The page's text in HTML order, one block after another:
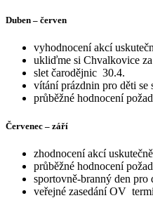
Duben – červen
vyhodnocení akcí
ukliďme si Chvalkovice
slet čarodějnic 30.4.
vítání prázdnin pro děti
průběžné hodnocení
Červenec – září
zhodnocení akcí
průběžné hodnocení
sportovně-branný den pro
veřejné zasedání OV